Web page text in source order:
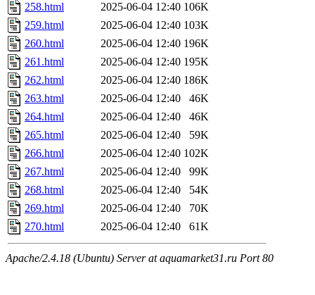
258.html
2025-06-04 12:40 106K
259.html
2025-06-04 12:40 103K
260.html
2025-06-04 12:40 196K
261.html
2025-06-04 12:40 195K
262.html
2025-06-04 12:40 186K
263.html
2025-06-04 12:40
46K
264.html
2025-06-04 12:40
46K
265.html
2025-06-04 12:40
59K
266.html
2025-06-04 12:40 102K
267.html
2025-06-04 12:40
99K
268.html
2025-06-04 12:40
54K
269.html
2025-06-04 12:40
70K
270.html
2025-06-04 12:40 61K
Apache/2.4.18 (Ubuntu) Server at aquamarket31.ru Port 80